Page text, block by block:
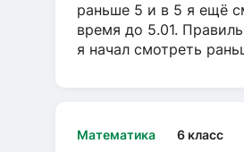
раньше 5 и в 5 я ещё
время до 5.01.
я начал смотреть
Математика 6 класс